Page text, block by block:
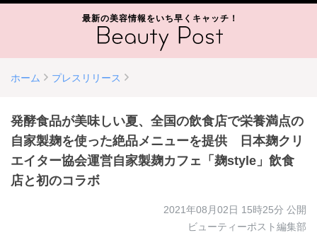
最新の美容情報をいち早くキャッチ！
ホーム プレスリリース
発酵食品が美味しい夏、全国の飲食店で栄養満点の
自家製麹を使った絶品メニューを提供 日本麹クリ
エイター協会運営自家製麹カフェ「麹style」飲食
店と初のコラボ
2021年08月02日 15時25分 公開
ビューティーポスト編集部